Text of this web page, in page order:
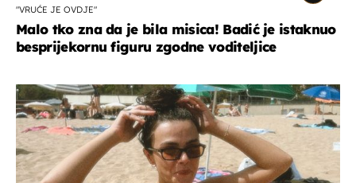
"VRUĆE JE OVDJE"
Malo tko zna da je bila misica! Badić je istaknuo
besprijekornu figuru zgodne voditeljice